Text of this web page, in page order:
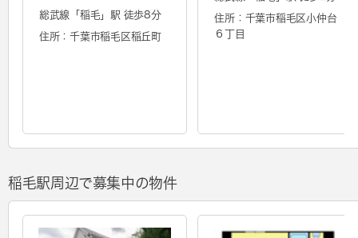
総武線「 稲毛 」駅 徒歩8分
住所：千葉市稲毛区稲丘町
住所：千葉市稲毛区小仲台
６丁目
稲毛駅周辺で募集中の物件